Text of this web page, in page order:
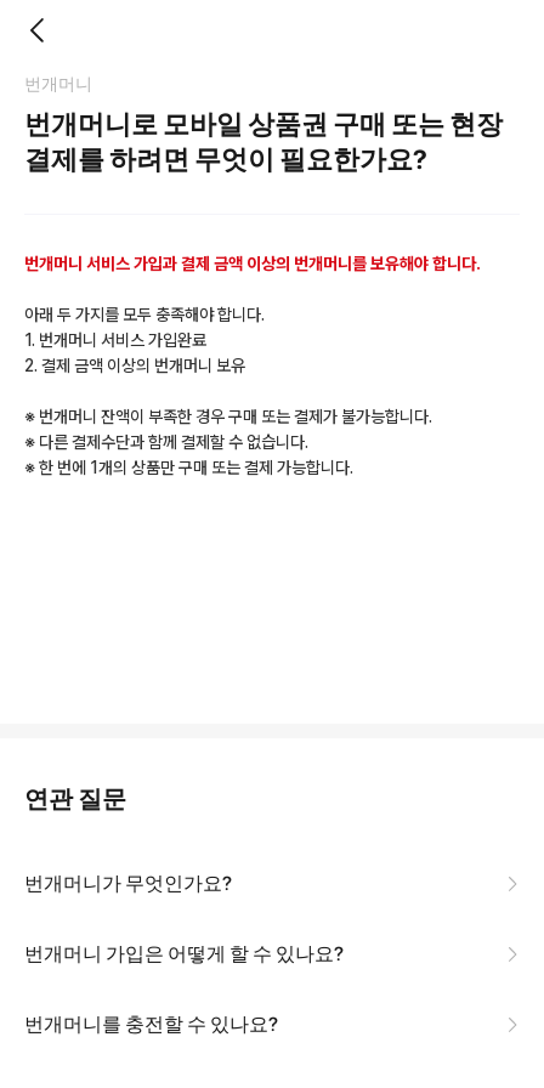
번개머니
번개머니로 모바일 상품권 구매 또는 현장
결제를 하려면 무엇이 필요한가요?
번개머니 서비스 가입과 결제 금액 이상의 번개머니를 보유해야 합니다.
아래 두 가지를 모두 충족해야 합니다.
1. 번개머니 서비스 가입완료
2. 결제 금액 이상의 번개머니 보유
※ 번개머니 잔액이 부족한 경우 구매 또는 결제가 불가능합니다.
※ 다른 결제수단과 함께 결제할 수 없습니다.
※ 한 번에 1개의 상품만 구매 또는 결제 가능합니다.
연관 질문
번개머니가 무엇인가요?
번개머니 가입은 어떻게 할 수 있나요?
번개머니를 충전할 수 있나요?